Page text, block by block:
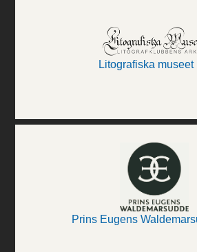
Litografiska museet
Prins Eugens